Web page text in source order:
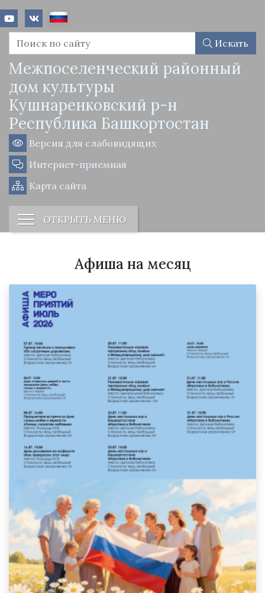
Искать
Межпоселенческий районный
дом культуры
Кушнаренковский р-н
Республика Башкортостан
Версия для слабовидящих
Интернет-приемная
Карта сайта
ОТКРЫТЬ МЕНЮ
Афиша на месяц